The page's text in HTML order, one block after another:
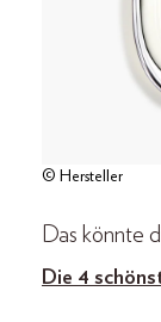
© Hersteller
Das könnte
Die 4